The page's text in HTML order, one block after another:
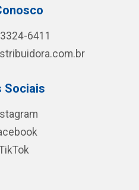
6411
Sociais